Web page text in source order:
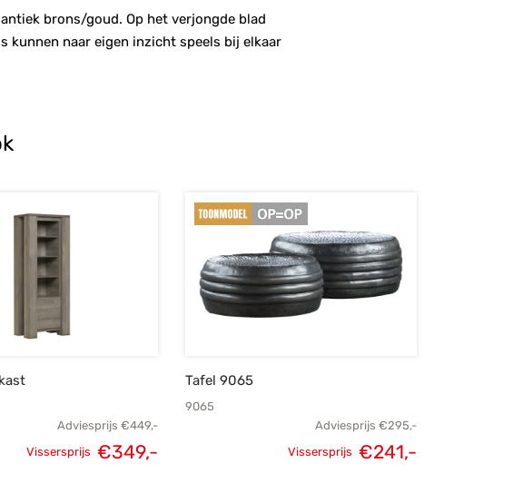
brons/goud. Op het verjongde blad
kunnen naar eigen inzicht speels bij elkaar
Adviesprijs €449,-
Vissersprijs €349,-
Tafel 9065
9065
Adviesprijs €295,-
Vissersprijs €241,-